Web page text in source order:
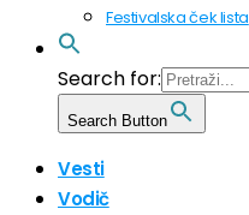
Festivalska ček lista
Search for:
Search Button
Vesti
Vodič